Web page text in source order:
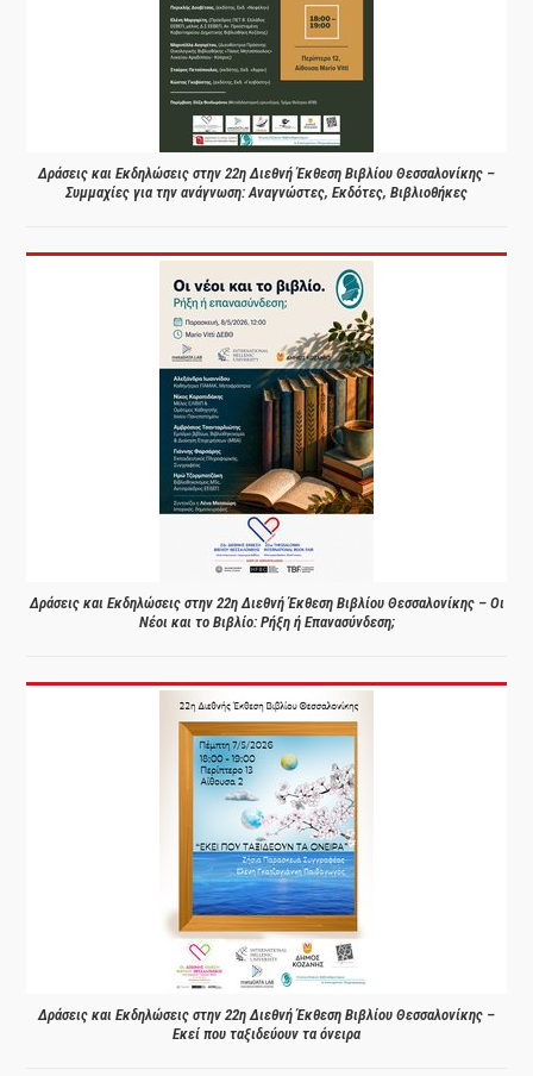
Δράσεις και Εκδηλώσεις στην 22η Διεθνή Έκθεση Βιβλίου Θεσσαλονίκης –
Συμμαχίες για την ανάγνωση: Αναγνώστες, Εκδότες, Βιβλιοθήκες
Δράσεις και Εκδηλώσεις στην 22η Διεθνή Έκθεση Βιβλίου Θεσσαλονίκης – Οι
Νέοι και το Βιβλίο: Ρήξη ή Επανασύνδεση;
Δράσεις και Εκδηλώσεις στην 22η Διεθνή Έκθεση Βιβλίου Θεσσαλονίκης –
Εκεί που ταξιδεύουν τα όνειρα